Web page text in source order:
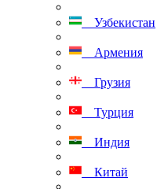
Узбекистан
Армения
Грузия
Турция
Индия
Китай